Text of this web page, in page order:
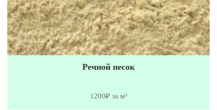
Речной песок
1200₽ за м³